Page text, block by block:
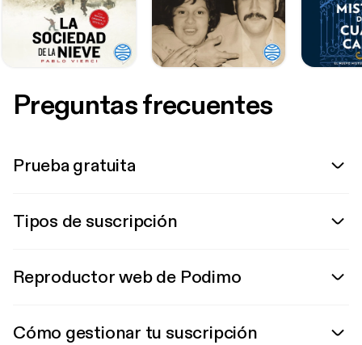
Preguntas frecuentes
Prueba gratuita
Tipos de suscripción
Reproductor web de Podimo
Cómo gestionar tu suscripción